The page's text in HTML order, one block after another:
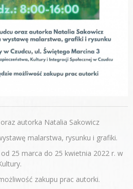
autorka Natalia Sakowicz
malarstwa, rysunku i grafiki.
25 marca do 25 kwietnia 2022 r. w
zakupu prac autorki.